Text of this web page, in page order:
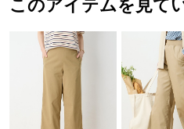
このアイテムを見て